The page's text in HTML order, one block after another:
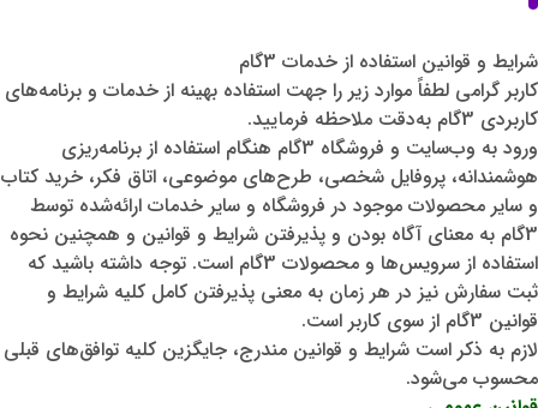
شرایط و قوانین استفاده از خدمات 3گام
کاربر گرامی لطفاً موارد زیر را جهت استفاده بهینه از خدمات و برنامه‌های
کاربردی 3گام به‌دقت ملاحظه فرمایید.
ورود به وب‌سایت و فروشگاه 3گام هنگام استفاده از برنامه‌ریزی
هوشمندانه، پروفایل شخصی، طرح‌های موضوعی، اتاق فکر، خرید کتاب
و سایر محصولات موجود در فروشگاه و سایر خدمات ارائه‌شده توسط
3گام به معنای آگاه بودن و پذیرفتن شرایط و قوانین و همچنین نحوه
استفاده از سرویس‌ها و محصولات 3گام است. توجه داشته باشید که
ثبت سفارش نیز در هر زمان به معنی پذیرفتن کامل کلیه شرایط و
قوانین 3گام از سوی کاربر است.
لازم به ذکر است شرایط و قوانین مندرج، جایگزین کلیه توافق‌های قبلی
محسوب می‌شود.